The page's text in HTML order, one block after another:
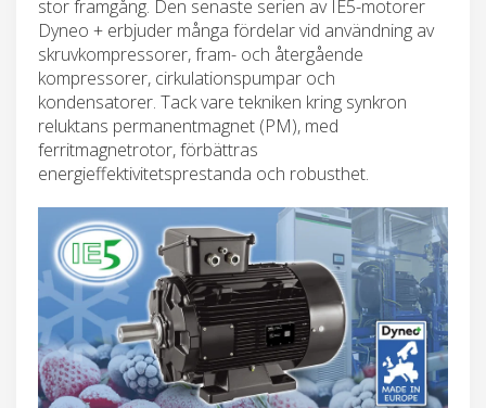
stor framgång. Den senaste serien av IE5-motorer
Dyneo + erbjuder många fördelar vid användning av
skruvkompressorer, fram- och återgående
kompressorer, cirkulationspumpar och
kondensatorer. Tack vare tekniken kring synkron
reluktans permanentmagnet (PM), med
ferritmagnetrotor, förbättras
energieffektivitetsprestanda och robusthet.